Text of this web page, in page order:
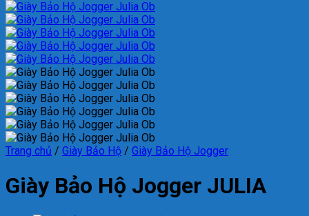
Trang chủ / Giày Bảo Hộ / Giày Bảo Hộ Jogger
Giày Bảo Hộ Jogger JULIA